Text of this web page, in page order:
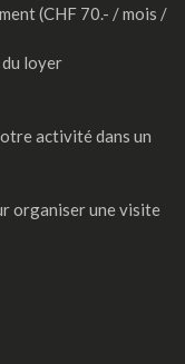
(CHF 70.- / mois /
du loyer
activité dans un
organiser une visite